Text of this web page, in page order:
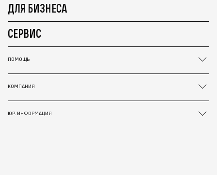
ДЛЯ БИЗНЕСА
СЕРВИС
ПОМОЩЬ
КОМПАНИЯ
ЮР. ИНФОРМАЦИЯ